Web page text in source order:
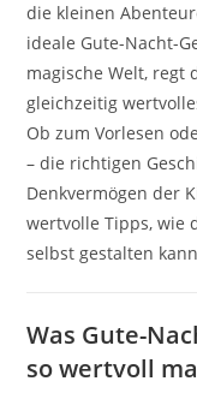
die kleinen
ideale Gute-Nacht-
magische Welt,
gleichzeitig
Ob zum Vorlesen
– die richtigen
Denkvermögen der
wertvolle Tipps, wie
selbst gestalten
Was Gute-
so wertvoll